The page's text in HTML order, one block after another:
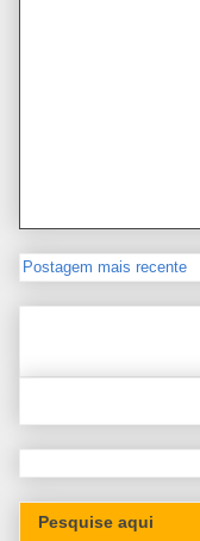
Postagem mais recente
Pesquise aqui